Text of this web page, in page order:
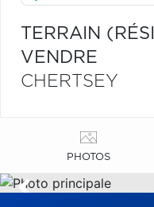
TERRAIN
VENDRE
CHERTSEY
PHOTOS